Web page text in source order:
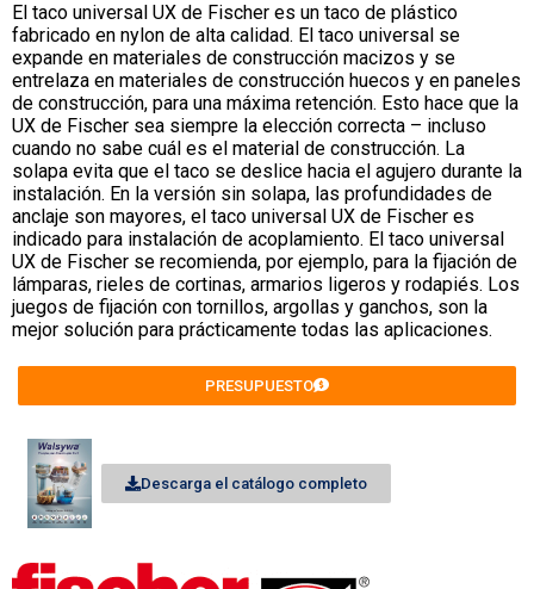
El taco universal UX de Fischer es un taco de plástico
fabricado en nylon de alta calidad. El taco universal se
expande en materiales de construcción macizos y se
entrelaza en materiales de construcción huecos y en paneles
de construcción, para una máxima retención. Esto hace que la
UX de Fischer sea siempre la elección correcta – incluso
cuando no sabe cuál es el material de construcción. La
solapa evita que el taco se deslice hacia el agujero durante la
instalación. En la versión sin solapa, las profundidades de
anclaje son mayores, el taco universal UX de Fischer es
indicado para instalación de acoplamiento. El taco universal
UX de Fischer se recomienda, por ejemplo, para la fijación de
lámparas, rieles de cortinas, armarios ligeros y rodapiés. Los
juegos de fijación con tornillos, argollas y ganchos, son la
mejor solución para prácticamente todas las aplicaciones.
PRESUPUESTO
Descarga el catálogo completo